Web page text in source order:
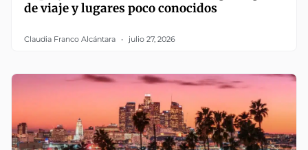
de viaje y lugares poco conocidos
Claudia Franco Alcántara julio 27, 2026